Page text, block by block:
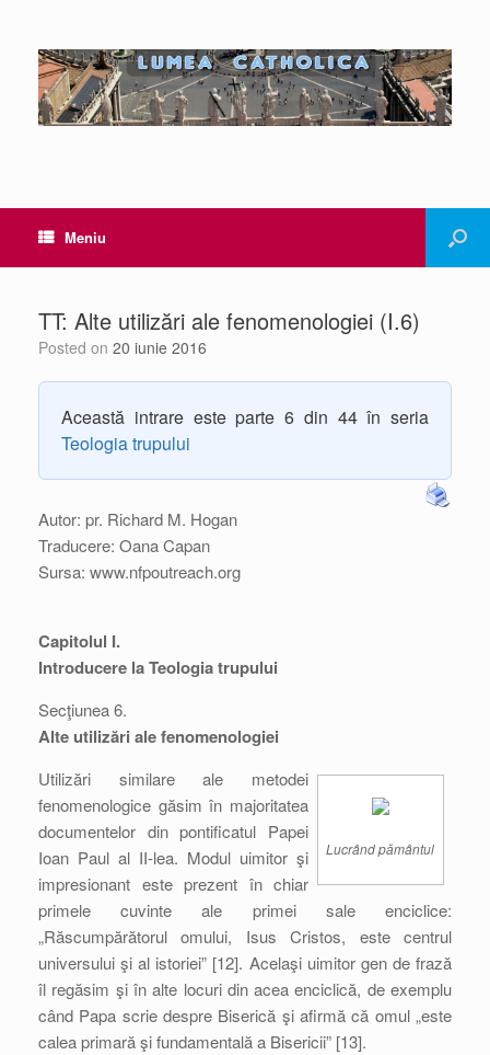
Meniu
TT: Alte utilizări ale fenomenologiei (I.6)
Posted on 20 iunie 2016
Această intrare este parte 6 din 44 în seria
Teologia trupului
Autor: pr. Richard M. Hogan
Traducere: Oana Capan
Sursa: www.nfpoutreach.org
Capitolul I.
Introducere la Teologia trupului
Secţiunea 6.
Alte utilizări ale fenomenologiei
Lucrând pământul
Utilizări similare ale metodei
fenomenologice găsim în majoritatea
documentelor din pontificatul Papei
Ioan Paul al II-lea. Modul uimitor şi
impresionant este prezent în chiar
primele cuvinte ale primei sale enciclice:
„Răscumpărătorul omului, Isus Cristos, este centrul
universului şi al istoriei” [12]. Acelaşi uimitor gen de frază
îl regăsim şi în alte locuri din acea enciclică, de exemplu
când Papa scrie despre Biserică şi afirmă că omul „este
calea primară şi fundamentală a Bisericii” [13].